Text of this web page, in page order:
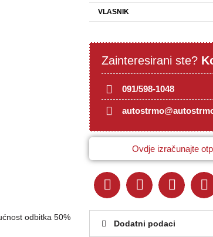
VLASNIK
Zainteresirani ste?
091/598-1048
Ovdje izračunajte
odbitka 50%
Dodatni podaci